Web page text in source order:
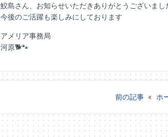
鮫島さん、お知らせいただきありがとうございまし
今後のご活躍も楽しみにしております
アメリア事務局
河原🐕🐾
前の記事 « ホ